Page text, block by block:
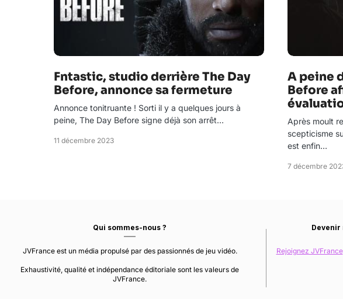
Fntastic, studio derrière The Day
Before, annonce sa fermeture
Annonce tonitruante ! Sorti il y a quelques jours à
peine, The Day Before signe déjà son arrêt…
11 décembre 2023
A peine
Before
Après moult
scepticisme
est enfin…
7 décembre
Qui sommes-nous ?
JVFrance est un média propulsé par des passionnés de jeu vidéo.
Exhaustivité, qualité et indépendance éditoriale sont les valeurs de
JVFrance.
Rejoignez JVFrance